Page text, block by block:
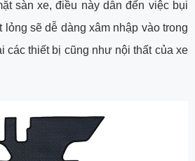
sàn xe, điều này dẫn đến việc bụi
lỏng sẽ dễ dàng xâm nhập vào trong
các thiết bị cũng như nội thất của xe